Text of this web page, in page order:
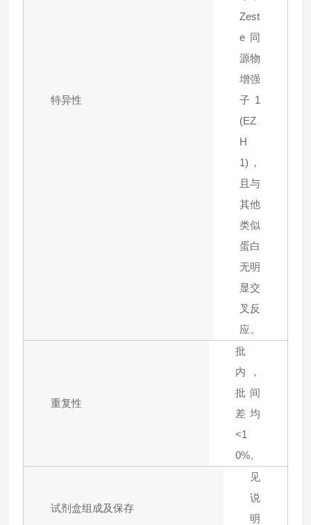
特异性
Zest
e同
源物
增强
子1
(EZ
H
1)，
且与
其他
类似
蛋白
无明
显交
叉反
应。
重复性
批
内，
批间
差均
<1
0%。
试剂盒组成及保存
见
说
明